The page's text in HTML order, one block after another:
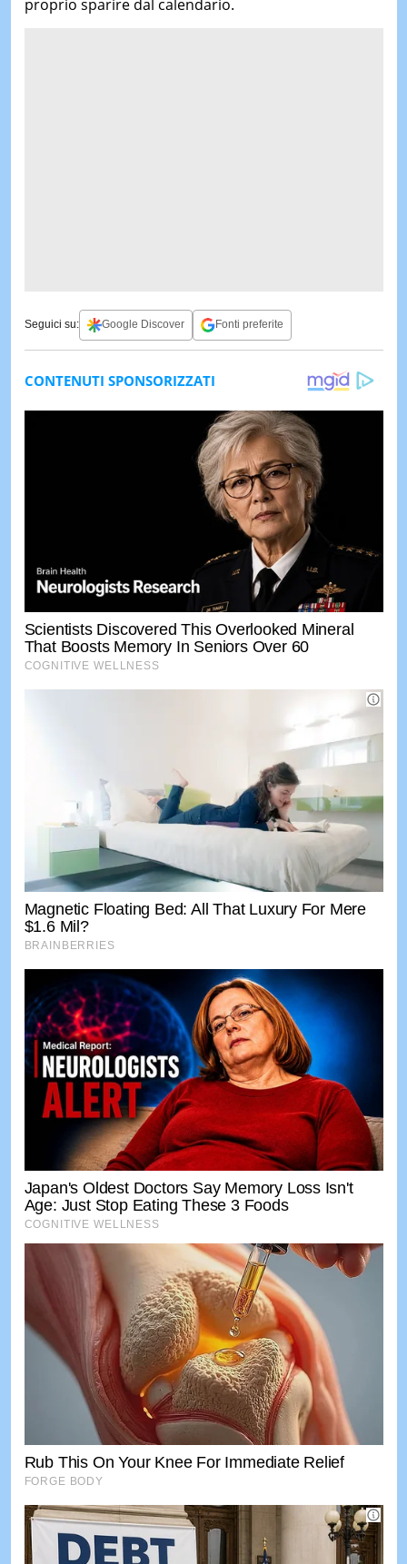
proprio sparire dal calendario.
Seguici su: Google Discover Fonti preferite